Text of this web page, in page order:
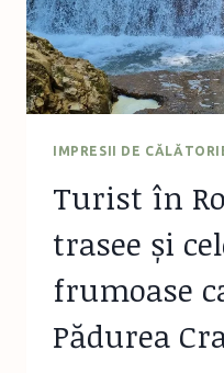
IMPRESII DE
Turist în
trasee și
frumoase
Pădurea